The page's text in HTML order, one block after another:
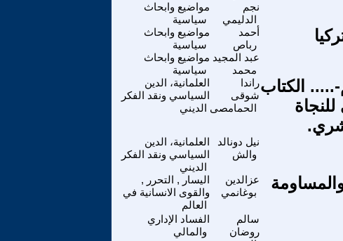
مواضيع وابحاث
سياسية
نجم
الدليمي
مواضيع وابحاث
سياسية
أحمد
رباص
مواضيع وابحاث
سياسية
عبد المجيد
محمد
العلمانية، الدين
السياسي ونقد الفكر
الديني
راندا
شوقى
الحمامصى
الكتاب
العلمانية، الدين
السياسي ونقد الفكر
الديني
نيل دونالد
والش
اليسار , التحرر ,
والقوى الانسانية في
العالم
عزالدين
بوغانمي
الفساد الإداري
والمالي
سالم
روضان